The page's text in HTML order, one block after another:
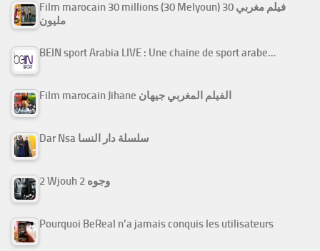
Film marocain 30 millions (30 Melyoun) فيلم مغربي 30
مليون
BEIN sport Arabia LIVE : Une chaine de sport arabe…
Film marocain Jihane الفيلم المغربي جيهان
Dar Nsa سلسلة دار النسا
2 Wjouh 2 وجوه
Pourquoi BeReal n’a jamais conquis les utilisateurs